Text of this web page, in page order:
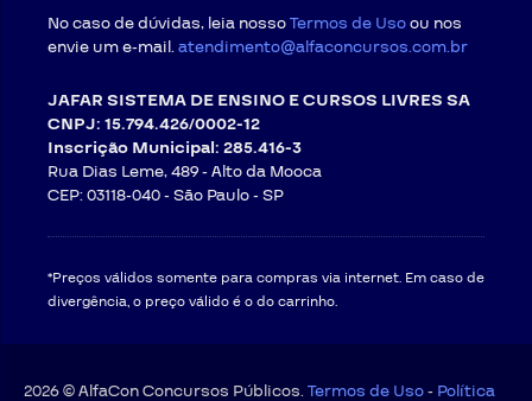
No caso de dúvidas, leia nossoTermos de Usoou nos
envie um e-mail.atendimento@alfaconcursos.com.br
JAFAR SISTEMA DE ENSINO E CURSOS LIVRES SA
CNPJ: 15.794.426/0002-12
Inscrição Municipal: 285.416-3
Rua Dias Leme, 489 - Alto da Mooca
CEP: 03118-040 -São Paulo - SP
*Preços válidos somente para compras via internet. Em caso de
divergência, o preço válido é o do carrinho.
2026 © AlfaCon Concursos Públicos.Termos de Uso- Política